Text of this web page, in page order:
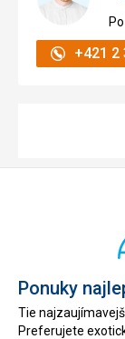
+421 2
Ponuky
Tie
Preferujete